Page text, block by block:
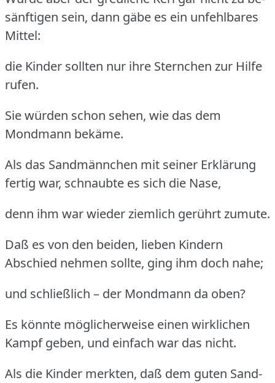
sänftigen sein, dann gäbe es ein unfehlbares
Mittel:
die Kinder sollten nur ihre Sternchen zur Hilfe
rufen.
Sie würden schon sehen, wie das dem
Mondmann bekäme.
Als das Sandmännchen mit seiner Erklärung
fertig war, schnaubte es sich die Nase,
denn ihm war wieder ziemlich gerührt zumute.
Daß es von den beiden, lieben Kindern
Abschied nehmen sollte, ging ihm doch nahe;
und schließlich – der Mondmann da oben?
Es könnte möglicherweise einen wirklichen
Kampf geben, und einfach war das nicht.
Als die Kinder merkten, daß dem guten Sand-